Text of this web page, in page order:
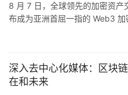
8 月 7 日，全球领先的加密资
布成为亚洲首屈一指的 Web3
日至 14 日在新加坡举行，预计
深入去中心化媒体：区块
在和未来